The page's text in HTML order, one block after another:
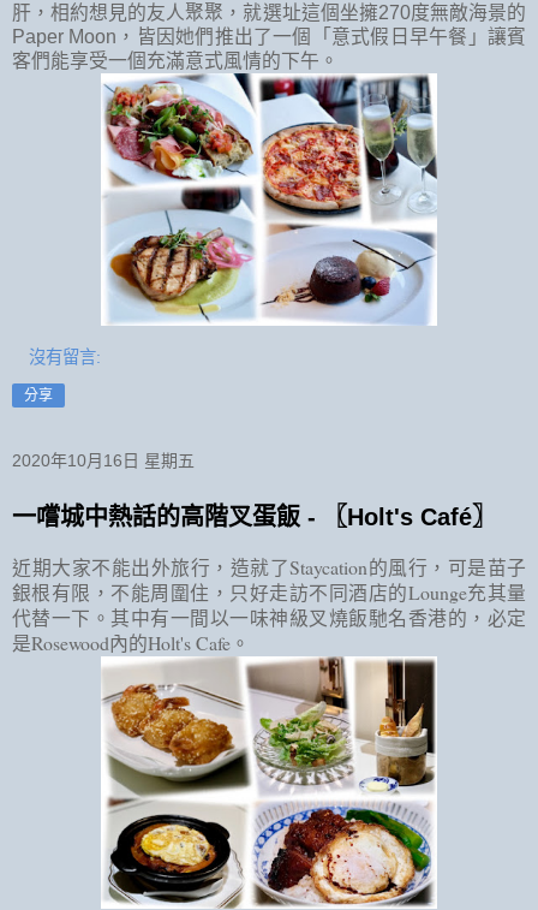
肝，相約想見的友人聚聚，就選址這個坐擁270度無敵海景的
Paper Moon，皆因她們推出了一個「意式假日早午餐」讓賓
客們能享受一個充滿意式風情的下午。
沒有留言:
分享
2020年10月16日 星期五
一嚐城中熱話的高階叉蛋飯 - 〖Holt's Café〗
近期大家不能出外旅行，造就了Staycation的風行，可是苗子
銀根有限，不能周圍住，只好走訪不同酒店的Lounge充其量
代替一下。其中有一間以一味神級叉燒飯馳名香港的，必定
是Rosewood內的Holt's Cafe。